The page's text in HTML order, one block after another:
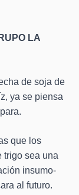
LA
de soja de
ya se piensa
que los
trigo sea una
insumo-
al futuro.